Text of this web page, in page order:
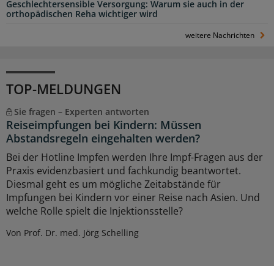
Geschlechtersensible Versorgung: Warum sie auch in der
orthopädischen Reha wichtiger wird
weitere Nachrichten
TOP-MELDUNGEN
Sie fragen – Experten antworten
Reiseimpfungen bei Kindern: Müssen
Abstandsregeln eingehalten werden?
Bei der Hotline Impfen werden Ihre Impf-Fragen aus der
Praxis evidenzbasiert und fachkundig beantwortet.
Diesmal geht es um mögliche Zeitabstände für
Impfungen bei Kindern vor einer Reise nach Asien. Und
welche Rolle spielt die Injektionsstelle?
Von Prof. Dr. med. Jörg Schelling